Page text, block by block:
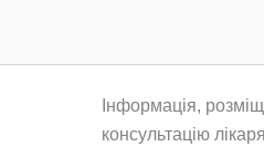
Інформація,
консультацію